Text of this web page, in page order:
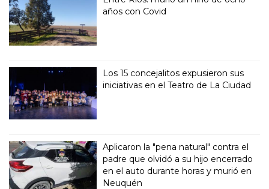
años con Covid
Los 15 concejalitos expusieron sus
iniciativas en el Teatro de La Ciudad
Aplicaron la "pena natural" contra el
padre que olvidó a su hijo encerrado
en el auto durante horas y murió en
Neuquén